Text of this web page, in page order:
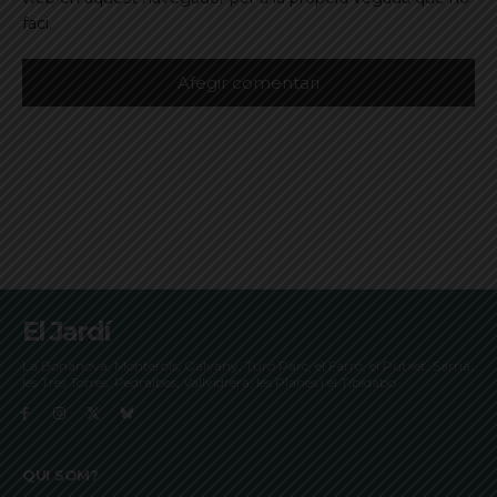
faci.
El Jardí
La Bonanova, Monterols, Galvany, Turó Parc, el Farró, el Putxet, Sarrià,
les Tres Torres, Pedralbes, Vallvidrera, les Planes i el Tibidabo
QUI SOM?